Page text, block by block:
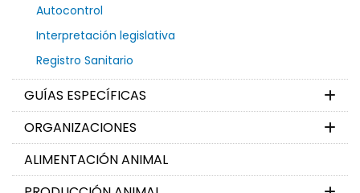
Autocontrol
Interpretación legislativa
Registro Sanitario
GUÍAS ESPECÍFICAS
ORGANIZACIONES
ALIMENTACIÓN ANIMAL